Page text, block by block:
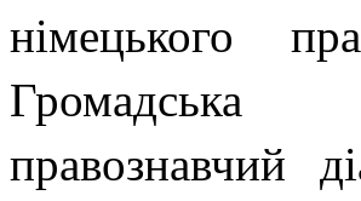
німецького
Громадська
правознавчий